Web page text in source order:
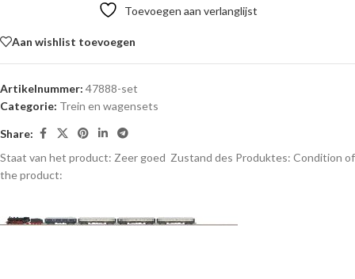
Toevoegen aan verlanglijst
Aan wishlist toevoegen
Artikelnummer: 47888-set
Categorie: Trein en wagensets
Share:
Staat van het product: Zeer goed Zustand des Produktes: Condition of
the product: